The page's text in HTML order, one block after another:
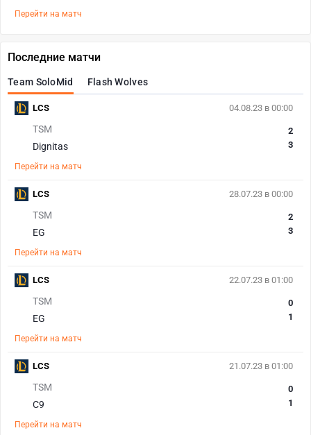
Перейти на матч
Последние матчи
Team SoloMid Flash Wolves
04.08.23 в 00:00
TSM
Dignitas
2
3
Перейти на матч
LCS
28.07.23 в 00:00
TSM
EG
2
3
Перейти на матч
LCS
22.07.23 в 01:00
TSM
EG
0
1
Перейти на матч
LCS
21.07.23 в 01:00
TSM
C9
0
1
Перейти на матч
LCS